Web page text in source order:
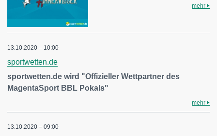
mehr
13.10.2020 – 10:00
sportwetten.de
sportwetten.de wird "Offizieller Wettpartner des
MagentaSport BBL Pokals"
mehr
13.10.2020 – 09:00